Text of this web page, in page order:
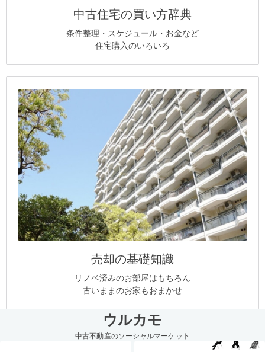
中古住宅の買い方辞典
条件整理・スケジュール・お金など
住宅購入のいろいろ
売却の基礎知識
リノベ済みのお部屋はもちろん
古いままのお家もおまかせ
ウルカモ
中古不動産のソーシャルマーケット